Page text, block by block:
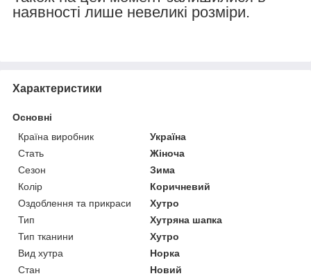
наявності лише невеликі розміри.
Характеристики
Основні
Країна виробник
Україна
Стать
Жіноча
Сезон
Зима
Колір
Коричневий
Оздоблення та прикраси
Хутро
Тип
Хутряна шапка
Тип тканини
Хутро
Вид хутра
Норка
Стан
Новий